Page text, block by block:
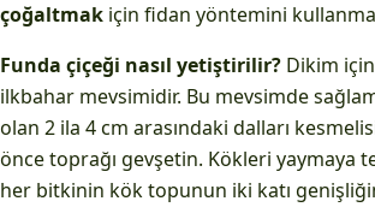
çoğaltmak için fidan yöntemini
Funda çiçeği nasıl yetiştirilir? Dikim
ilkbahar mevsimidir. Bu mevsimde
olan 2 ila 4 cm arasındaki dalları
önce toprağı gevşetin. Kökleri yaymaya
her bitkinin kök topunun iki katı